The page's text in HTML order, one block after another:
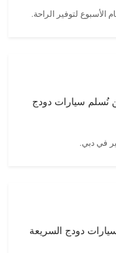
لتوفير الراحة.
نُسلم سيارات دودج
دودج السريعة